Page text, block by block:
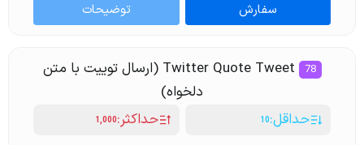
سفارش توضیحات
78
Twitter Quote Tweet (ارسال توییت با متن
دلخواه)
حداقل:10 حداکثر:1,000